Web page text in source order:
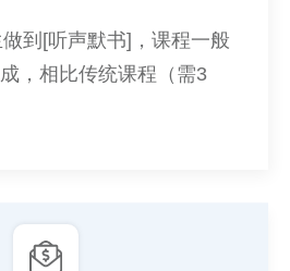
到[听声默书]，课程一般
，相比传统课程（需3